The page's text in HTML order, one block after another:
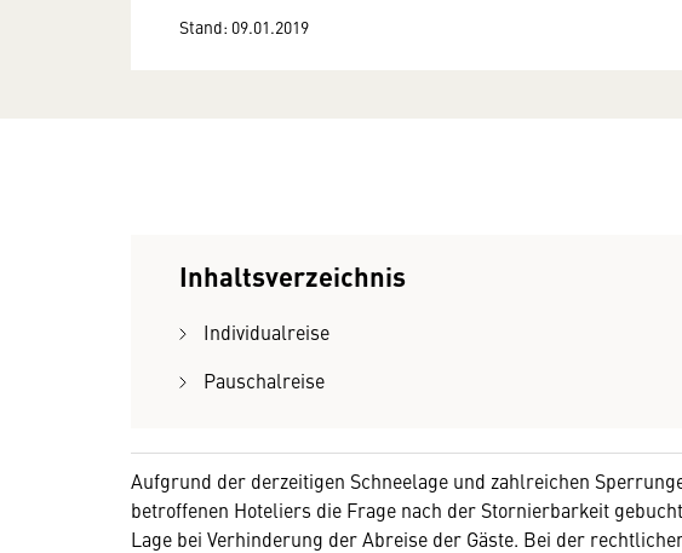
Stand: 09.01.2019
Inhaltsverzeichnis
Individualreise
Pauschalreise
Aufgrund der derzeitigen Schneelage und zahlreichen
betroffenen Hoteliers die Frage nach der Stornierbarkeit
Lage bei Verhinderung der Abreise der Gäste. Bei der